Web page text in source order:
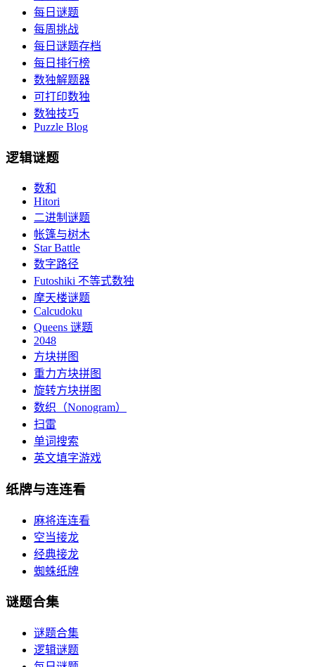
每日谜题
每周挑战
每日谜题存档
每日排行榜
数独解题器
可打印数独
数独技巧
Puzzle Blog
逻辑谜题
数和
Hitori
二进制谜题
帐篷与树木
Star Battle
数字路径
Futoshiki 不等式数独
摩天楼谜题
Calcudoku
Queens 谜题
2048
方块拼图
重力方块拼图
旋转方块拼图
数织（Nonogram）
扫雷
单词搜索
英文填字游戏
纸牌与连连看
麻将连连看
空当接龙
经典接龙
蜘蛛纸牌
谜题合集
谜题合集
逻辑谜题